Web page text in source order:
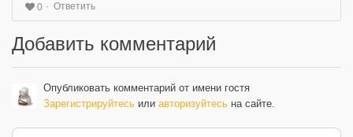
0 Ответить
Добавить комментарий
Опубликовать комментарий от имени гостя
Зарегистрируйтесь или авторизуйтесь на сайте.